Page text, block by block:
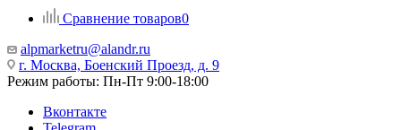
Сравнение товаров0
alpmarketru@alandr.ru
г. Москва, Боенский Проезд, д. 9
Режим работы: Пн-Пт 9:00-18:00
Вконтакте